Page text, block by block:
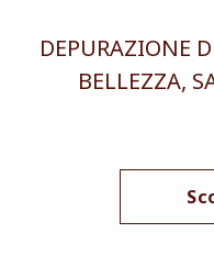
DEPURAZIONE
BELLEZZA,